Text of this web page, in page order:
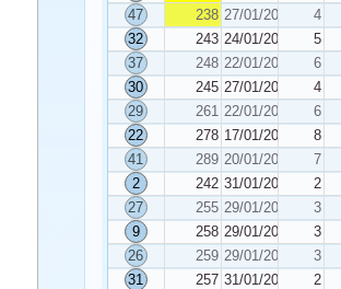
47
238 27/01/2024 4
32
243 24/01/2024 5
37
248 22/01/2024 6
30
245 27/01/2024 4
29
261 22/01/2024 6
22
278 17/01/2024 8
41
289 20/01/2024 7
2
242 31/01/2024 2
27
255 29/01/2024 3
9
258 29/01/2024 3
26
259 29/01/2024 3
31
257 31/01/2024 2